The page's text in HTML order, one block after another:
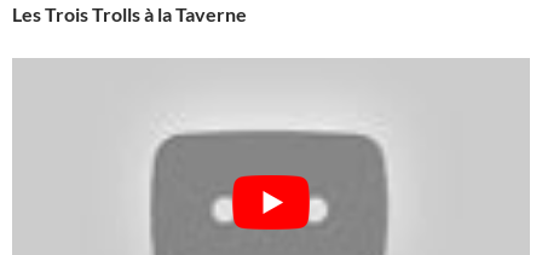
Les Trois Trolls à la Taverne